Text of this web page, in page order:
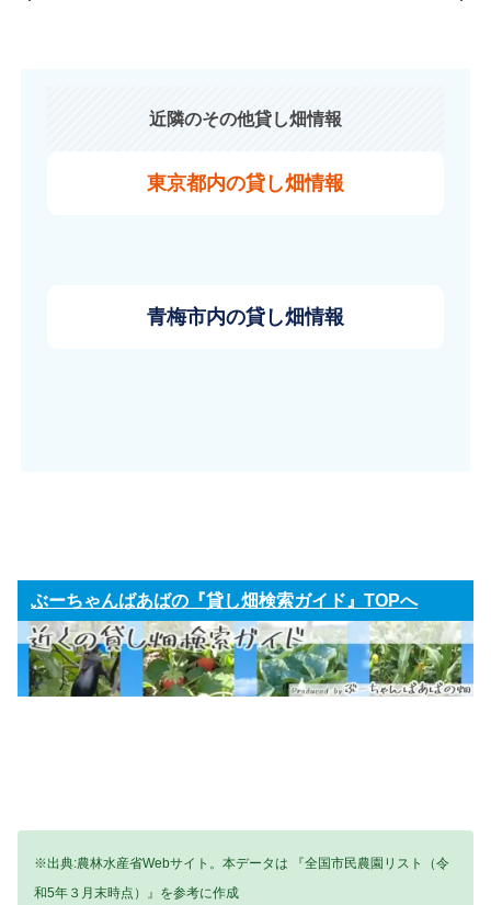
近隣のその他貸し畑情報
東京都内の貸し畑情報
青梅市内の貸し畑情報
ぶーちゃんばあばの『貸し畑検索ガイド』TOPへ
※出典:農林水産省Webサイト。本データは 『全国市民農園リスト（令
和5年３月末時点）』を参考に作成